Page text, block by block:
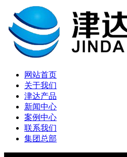
网站首页
关于我们
津达产品
新闻中心
案例中心
联系我们
集团总部